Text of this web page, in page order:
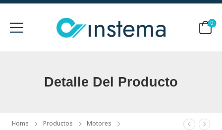
0
Detalle Del Producto
Home Productos
Motores